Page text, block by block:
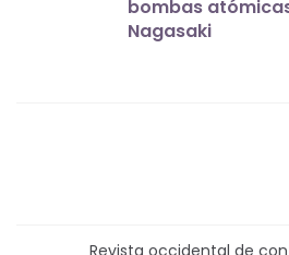
bombas
Nagasaki
Revista occidental de